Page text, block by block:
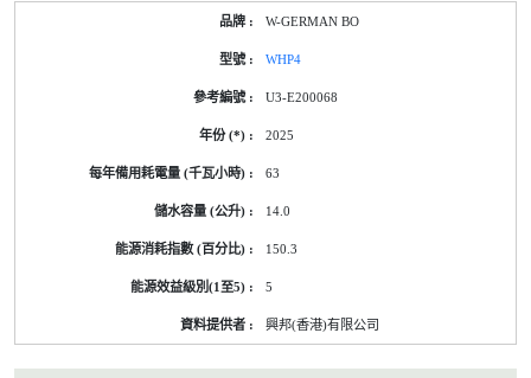
W-GERMAN BO
WHP4
U3-E200068
2025
63
14.0
150.3
5
興邦(香港)有限公司